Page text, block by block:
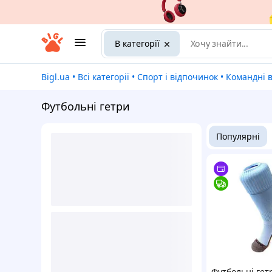
В категорії
Bigl.ua • Всі категорії • Спорт і відпочинок • Командні
Футбольні гетри
Популярні